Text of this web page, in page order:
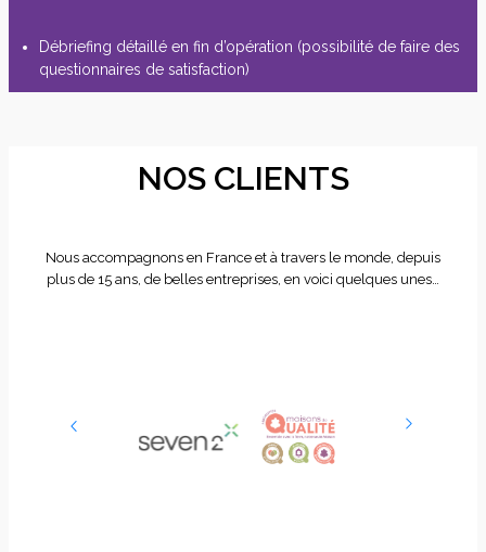
Débriefing détaillé en fin d’opération (possibilité de faire des
questionnaires de satisfaction)
NOS CLIENTS
Nous accompagnons en France et à travers le monde, depuis
plus de 15 ans, de belles entreprises, en voici quelques unes…